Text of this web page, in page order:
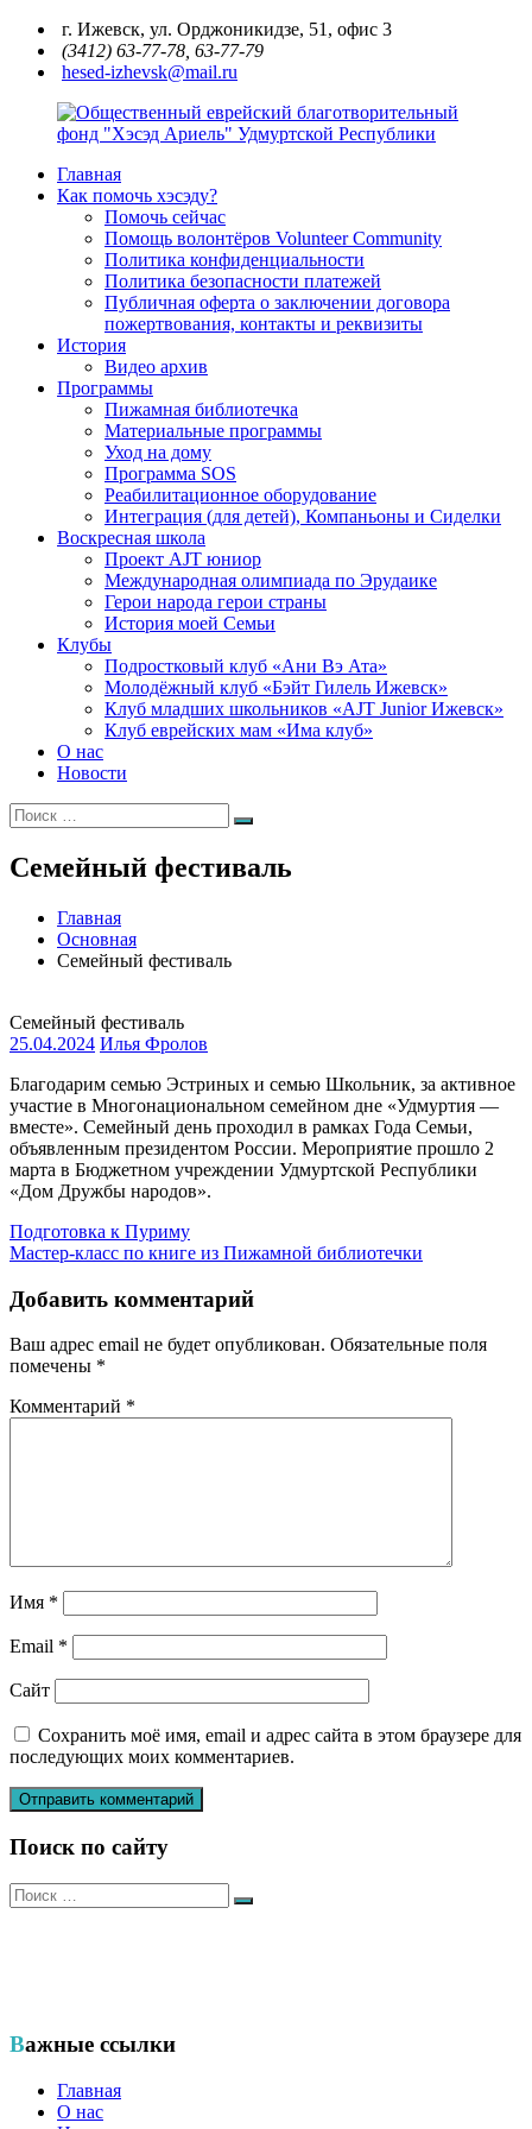
Перейти
содержимому
г. Ижевск, ул. Орджоникидзе, 51, офис 3
(3412) 63-77-78, 63-77-79
hesed-izhevsk@mail.ru
Общественный
еврейский
благотворительный
Удмуртской
Республики
Главная
Как помочь хэсэду?
Помочь сейчас
Помощь волонтёров Volunteer Community
Политика конфиденциальности
Политика безопасности платежей
Публичная оферта о заключении договора
пожертвования, контакты и реквизиты
История
Видео архив
Программы
Пижамная библиотечка
Материальные программы
Уход на дому
Программа SOS
Реабилитационное оборудование
Интеграция (для детей), Компаньоны и Сиделки
Воскресная школа
Проект AJT юниор
Международная олимпиада по Эрудаике
Герои народа герои страны
История моей Семьи
Клубы
Подростковый клуб «Ани Вэ Ата»
Молодёжный клуб «Бэйт Гилель Ижевск»
Клуб младших школьников «AJT Junior Ижевск»
Клуб еврейских мам «Има клуб»
О нас
Новости
Искать:
Поиск
Семейный фестиваль
Главная
Основная
Семейный фестиваль
Семейный фестиваль
25.04.2024 Илья Фролов
Благодарим семью Эстриных и семью Школьник, за активное
участие в Многонациональном семейном дне «Удмуртия —
вместе». Семейный день проходил в рамках Года Семьи,
объявленным президентом России. Мероприятие прошло 2
марта в Бюджетном учреждении Удмуртской Республики
«Дом Дружбы народов».
Навигация
по
записям
Подготовка к Пуриму
Мастер-класс по книге из Пижамной библиотечки
Добавить комментарий
Ваш адрес email не будет опубликован. Обязательные поля
помечены *
Комментарий *
Имя *
Email *
Сайт
Сохранить моё имя, email и адрес сайта в этом браузере для
последующих моих комментариев.
Поиск по сайту
Искать:
Поиск
Важные ссылки
Главная
О нас